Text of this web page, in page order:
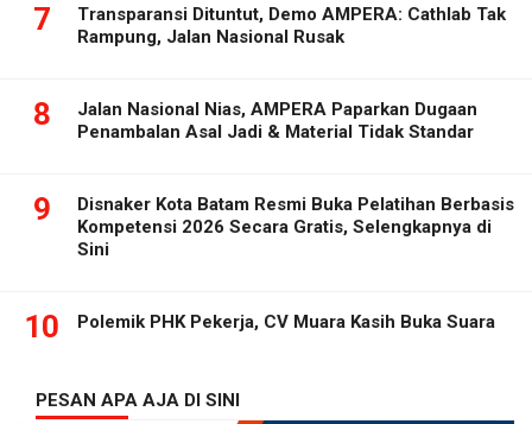
7
Transparansi Dituntut, Demo AMPERA: Cathlab Tak
Rampung, Jalan Nasional Rusak
8
Jalan Nasional Nias, AMPERA Paparkan Dugaan
Penambalan Asal Jadi & Material Tidak Standar
9
Disnaker Kota Batam Resmi Buka Pelatihan Berbasis
Kompetensi 2026 Secara Gratis, Selengkapnya di
Sini
10 Polemik PHK Pekerja, CV Muara Kasih Buka Suara
PESAN APA AJA DI SINI